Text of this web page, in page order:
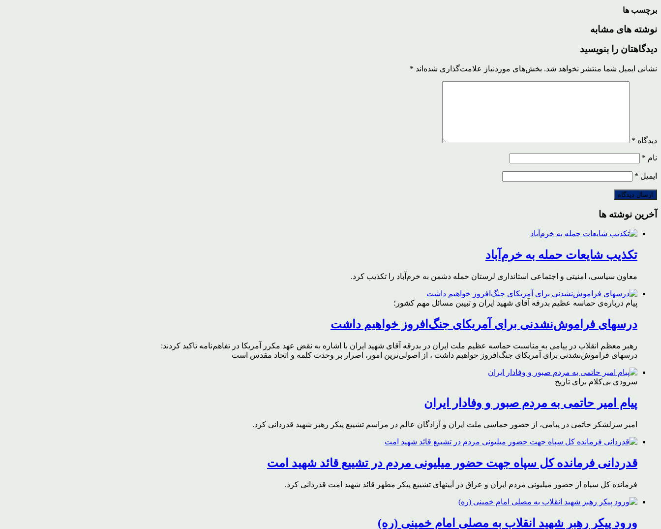
برچسب ها
نوشته های مشابه
دیدگاهتان را بنویسید
نشانی ایمیل شما منتشر نخواهد شد. بخش‌های موردنیاز علامت‌گذاری شده‌اند *
دیدگاه *
نام *
ایمیل *
آخرین نوشته ها
تکذیب شایعات حمله به خرم‌آباد
معاون سیاسی، امنیتی و اجتماعی استانداری لرستان حمله دشمن به خرم‌آباد را تکذیب کرد.
پیام درباره‌ی حماسه عظیم بدرقه آقای شهید ایران و تبیین مسائل مهم کشور؛
درسهای فراموش‌نشدنی برای آمریکای جنگ‌افروز خواهیم داشت
رهبر معظم انقلاب در پیامی به مناسبت حماسه عظیم ملت ایران در بدرقه آقای شهید ایران با اشاره به نقض عهد مکرر آمریکا در تفاهم‌نامه تاکید کردند:
درسهای فراموش‌نشدنی برای آمریکای جنگ‌افروز خواهیم داشت ، از اصولی‌ترین امور، اصرار بر وحدت کلمه و اتحاد مقدس است
سرودی بی‌کلام برای تاریخ
پیام امیر حاتمی به مردم صبور و وفادار ایران
امیر سرلشکر حاتمی در پیامی، از حضور حماسی ملت ایران و آزادگان عالم در مراسم تشییع پیکر رهبر شهید قدردانی کرد.
قدردانی فرمانده کل سپاه جهت حضور میلیونی مردم در تشییع قائد شهید امت
فرمانده کل سپاه از حضور میلیونی مردم ایران و عراق در آیینهای تشییع پیکر مطهر قائد شهید امت قدردانی کرد.
ورود پیکر رهبر شهید انقلاب به مصلی امام خمینی (ره)